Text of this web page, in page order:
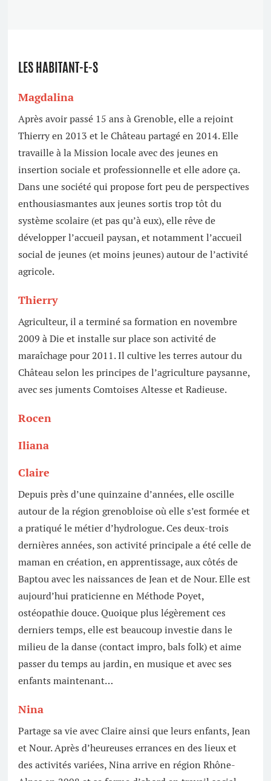
LES HABITANT-E-S
Magdalina
Après avoir passé 15 ans à Grenoble, elle a rejoint
Thierry en 2013 et le Château partagé en 2014. Elle
travaille à la Mission locale avec des jeunes en
insertion sociale et professionnelle et elle adore ça.
Dans une société qui propose fort peu de perspectives
enthousiasmantes aux jeunes sortis trop tôt du
système scolaire (et pas qu’à eux), elle rêve de
développer l’accueil paysan, et notamment l’accueil
social de jeunes (et moins jeunes) autour de l’activité
agricole.
Thierry
Agriculteur, il a terminé sa formation en novembre
2009 à Die et installe sur place son activité de
maraîchage pour 2011. Il cultive les terres autour du
Château selon les principes de l’agriculture paysanne,
avec ses juments Comtoises Altesse et Radieuse.
Rocen
Iliana
Claire
Depuis près d’une quinzaine d’années, elle oscille
autour de la région grenobloise où elle s’est formée et
a pratiqué le métier d’hydrologue. Ces deux-trois
dernières années, son activité principale a été celle de
maman en création, en apprentissage, aux côtés de
Baptou avec les naissances de Jean et de Nour. Elle est
aujourd’hui praticienne en Méthode Poyet,
ostéopathie douce. Quoique plus légèrement ces
derniers temps, elle est beaucoup investie dans le
milieu de la danse (contact impro, bals folk) et aime
passer du temps au jardin, en musique et avec ses
enfants maintenant…
Nina
Partage sa vie avec Claire ainsi que leurs enfants, Jean
et Nour. Après d’heureuses errances en des lieux et
des activités variées, Nina arrive en région Rhône-